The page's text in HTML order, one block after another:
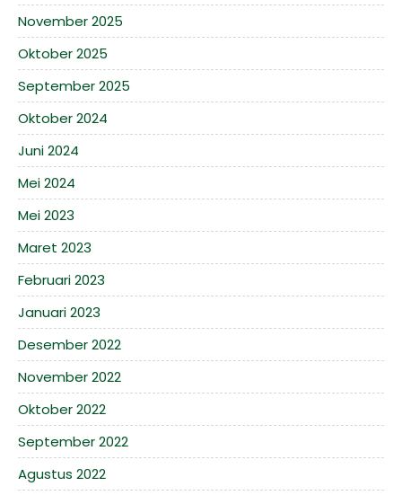
November 2025
Oktober 2025
September 2025
Oktober 2024
Juni 2024
Mei 2024
Mei 2023
Maret 2023
Februari 2023
Januari 2023
Desember 2022
November 2022
Oktober 2022
September 2022
Agustus 2022